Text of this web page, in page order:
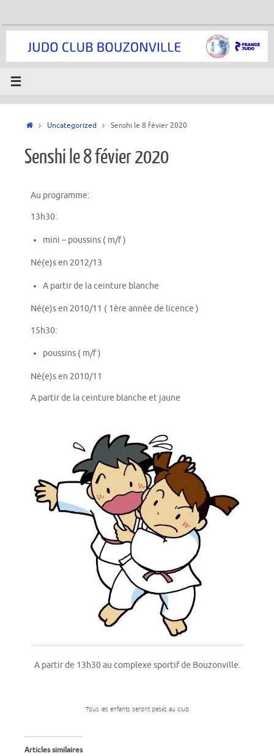
Uncategorized Senshi le 8 févier 2020
Senshi le 8 févier 2020
Au programme:
13h30:
mini – poussins ( m/f )
Né(e)s en 2012/13
A partir de la ceinture blanche
Né(e)s en 2010/11 ( 1ère année de licence )
15h30:
poussins ( m/f )
Né(e)s en 2010/11
A partir de la ceinture blanche et jaune
A partir de 13h30 au complexe sportif de Bouzonville.
Tous les enfants seront pesés au club
Articles similaires